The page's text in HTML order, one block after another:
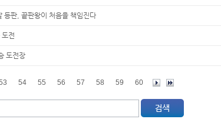
등판, 끝판왕이 처음을 책임진다
전
도전장
54 55 56 57 58 59 60